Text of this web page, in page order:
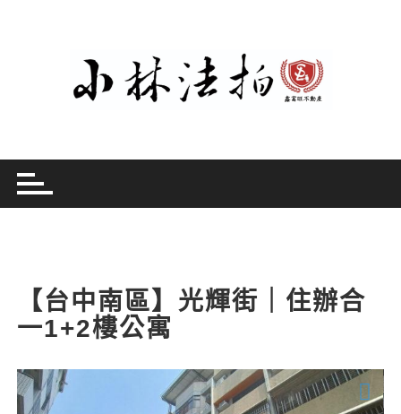
【台中南區】光輝街｜住辦合
一1+2樓公寓